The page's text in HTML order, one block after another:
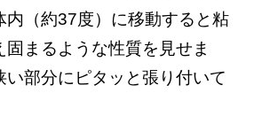
内（約37度）に移動すると粘
固まるような性質を見せま
い部分にピタッと張り付いて